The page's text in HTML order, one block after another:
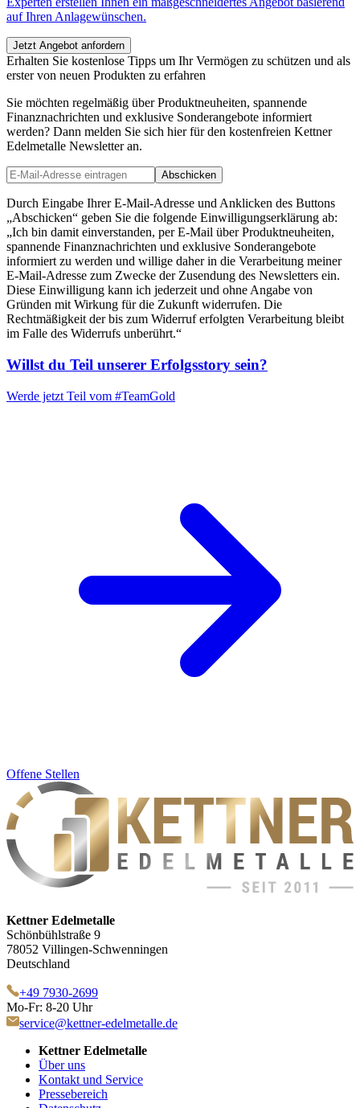
auf Ihren Anlagewünschen.
Jetzt Angebot anfordern
Erhalten Sie kostenlose Tipps um Ihr Vermögen zu schützen und als
erster von neuen Produkten zu erfahren
Sie möchten regelmäßig über Produktneuheiten, spannende
Finanznachrichten und exklusive Sonderangebote informiert
werden? Dann melden Sie sich hier für den kostenfreien Kettner
Edelmetalle Newsletter an.
Abschicken
Durch Eingabe Ihrer E-Mail-Adresse und Anklicken des Buttons
„Abschicken“ geben Sie die folgende Einwilligungserklärung ab:
„Ich bin damit einverstanden, per E-Mail über Produktneuheiten,
spannende Finanznachrichten und exklusive Sonderangebote
informiert zu werden und willige daher in die Verarbeitung meiner
E-Mail-Adresse zum Zwecke der Zusendung des Newsletters ein.
Diese Einwilligung kann ich jederzeit und ohne Angabe von
Gründen mit Wirkung für die Zukunft widerrufen. Die
Rechtmäßigkeit der bis zum Widerruf erfolgten Verarbeitung bleibt
im Falle des Widerrufs unberührt.“
Willst du Teil unserer Erfolgsstory sein?
Werde jetzt Teil vom #TeamGold
Offene Stellen
Kettner Edelmetalle
Schönbühlstraße 9
78052 Villingen-Schwenningen
Deutschland
+49 7930-2699
Mo-Fr: 8-20 Uhr
service@kettner-edelmetalle.de
Kettner Edelmetalle
Über uns
Kontakt und Service
Pressebereich